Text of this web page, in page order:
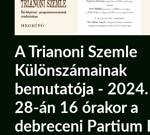
A Trianoni Szemle
Különszámainak
bemutatója -
28-án 16 órakor a
debreceni Partium